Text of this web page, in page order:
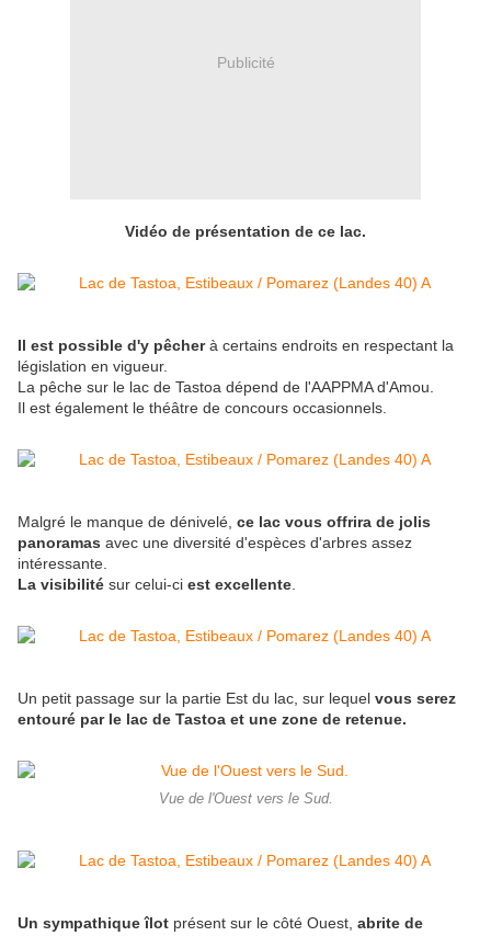
Publicité
Vidéo de présentation de ce lac.
Il est possible d'y pêcherà certains endroits en respectant la
législation en vigueur.
La pêche sur le lac de Tastoa dépend de l'AAPPMA d'Amou.
Il est également le théâtre de concours occasionnels.
Malgré le manque de dénivelé, ce lac vous offrira de jolis
panoramas avec une diversité d'espèces d'arbres assez
intéressante.
La visibilité sur celui-ci est excellente
Un petit passage sur la partie Est du lac, sur lequel vous serez
entouré par le lac de Tastoa et une zone de retenue.
Vue de l'Ouest vers le Sud.
Un sympathique îlot présent sur le côté Ouest, abrite de